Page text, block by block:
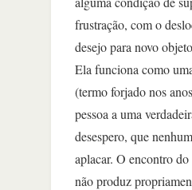
frustração, com o
desejo para novo
Ela funciona como
(termo forjado nos
pessoa a uma
desespero, que
aplacar. O encontro
não produz